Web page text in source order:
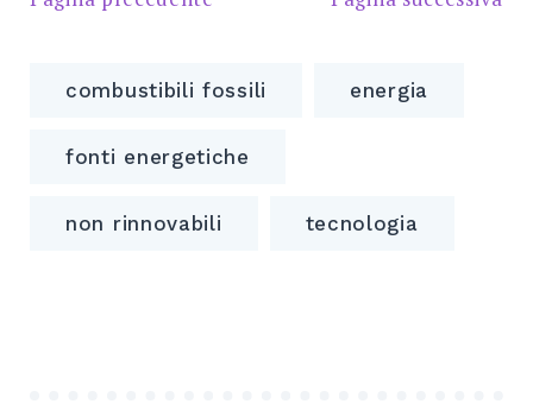
combustibili fossili energia
fonti energetiche
non rinnovabili tecnologia